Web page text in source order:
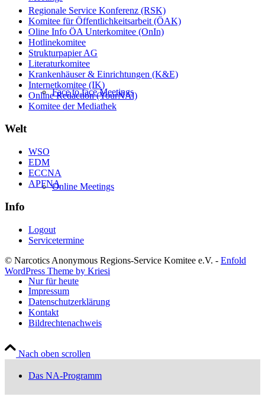
Face to face Meetings
Online Meetings
Nur für heute
Das NA-Programm
Regionale Service Konferenz (RSK)
Komitee für Öffentlichkeitsarbeit (ÖAK)
Oline Info ÖA Unterkomitee (OnIn)
Hotlinekomitee
Strukturpapier AG
Literaturkomitee
Krankenhäuser & Einrichtungen (K&E)
Internetkomitee (IK)
Online Redaction (YourNAl)
Komitee der Mediathek
Welt
WSO
EDM
ECCNA
APFNA
Info
Logout
Servicetermine
© Narcotics Anonymous Regions-Service Komitee e.V. - Enfold
WordPress Theme by Kriesi
Impressum
Datenschutzerklärung
Kontakt
Bildrechtenachweis
Nach oben scrollen